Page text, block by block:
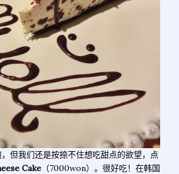
但我们还是按捺不住想吃甜点的欲望，点
Cake （7000won）。很好吃！在韩国